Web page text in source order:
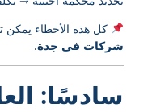
كل هذه الأخطاء يمكن
شركات في جدة.
سادسًا: